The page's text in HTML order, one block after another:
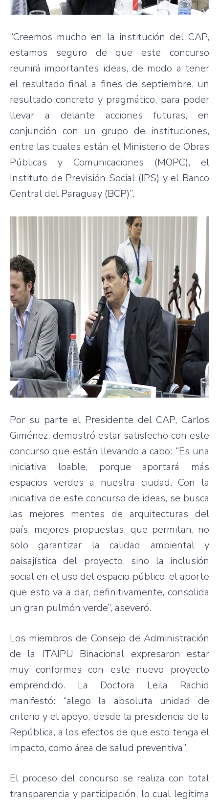
“Creemos mucho en la institución del CAP,
estamos seguro de que este concurso
reunirá importantes ideas, de modo a tener
el resultado final a fines de septiembre, un
resultado concreto y pragmático, para poder
llevar a delante acciones futuras, en
conjunción con un grupo de instituciones,
entre las cuales están el Ministerio de Obras
Públicas y Comunicaciones (MOPC), el
Instituto de Previsión Social (IPS) y el Banco
Central del Paraguay (BCP)”.
Por su parte el Presidente del CAP, Carlos
Giménez, demostró estar satisfecho con este
concurso que están llevando a cabo: “Es una
iniciativa loable, porque aportará más
espacios verdes a nuestra ciudad. Con la
iniciativa de este concurso de ideas, se busca
las mejores mentes de arquitecturas del
país, mejores propuestas, que permitan, no
solo garantizar la calidad ambiental y
paisajística del proyecto, sino la inclusión
social en el uso del espacio público, el aporte
que esto va a dar, definitivamente, consolida
un gran pulmón verde”, aseveró.
Los miembros de Consejo de Administración
de la ITAIPU Binacional expresaron estar
muy conformes con este nuevo proyecto
emprendido. La Doctora Leila Rachid
manifestó: “alego la absoluta unidad de
criterio y el apoyo, desde la presidencia de la
República, a los efectos de que esto tenga el
impacto, como área de salud preventiva”.
El proceso del concurso se realiza con total
transparencia y participación, lo cual legitima